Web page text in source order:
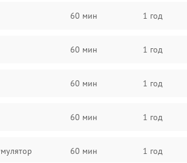
60 мин 1 год
60 мин 1 год
60 мин 1 год
60 мин 1 год
60 мин 1 год